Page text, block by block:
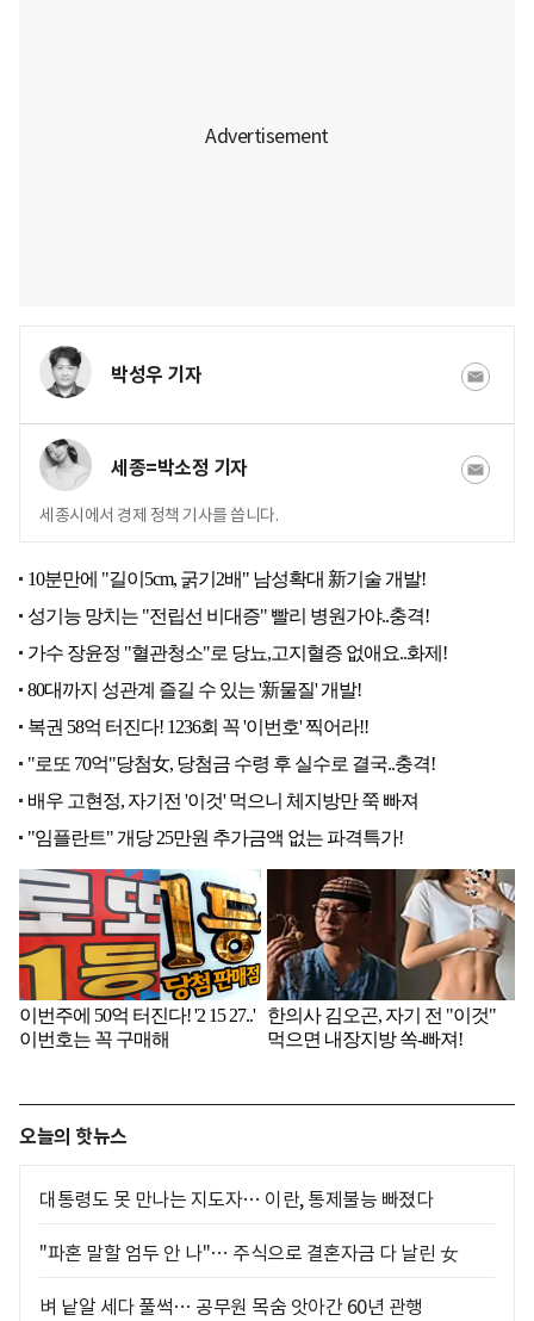
박성우 기자
세종=박소정 기자
세종시에서 경제 정책 기사를 씁니다.
오늘의 핫뉴스
대통령도 못 만나는 지도자… 이란, 통제불능 빠졌다
"파혼 말할 엄두 안 나"… 주식으로 결혼자금 다 날린 女
벼 낱알 세다 풀썩… 공무원 목숨 앗아간 60년 관행